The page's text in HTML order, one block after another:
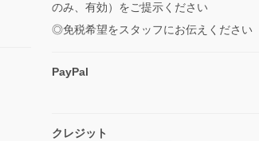
のみ、有効）をご提示ください
◎免税希望をスタッフにお伝えください
PayPal
クレジット